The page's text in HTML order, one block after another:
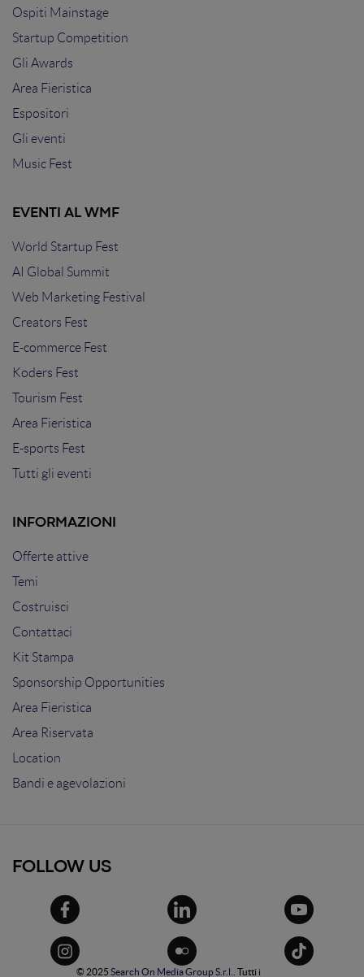
Ospiti Mainstage
Startup Competition
Gli Awards
Area Fieristica
Espositori
Gli eventi
Music Fest
EVENTI AL WMF
World Startup Fest
AI Global Summit
Web Marketing Festival
Creators Fest
E-commerce Fest
Koders Fest
Tourism Fest
Area Fieristica
E-sports Fest
Tutti gli eventi
INFORMAZIONI
Offerte attive
Temi
Costruisci
Contattaci
Kit Stampa
Sponsorship Opportunities
Area Fieristica
Area Riservata
Location
Bandi e agevolazioni
FOLLOW US
© 2025 Search On Media Group S.r.l. . Tutti i